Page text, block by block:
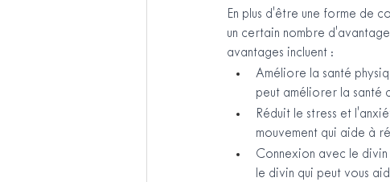
En plus d'être une forme de
un certain nombre
avantages incluent :
Améliore la santé
peut améliorer la santé
Réduit le stress et
mouvement qui aide à
Connexion avec le divin
le divin qui peut vous